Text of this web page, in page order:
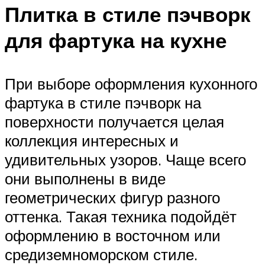
Плитка в стиле пэчворк
для фартука на кухне
При выборе оформления кухонного
фартука в стиле пэчворк на
поверхности получается целая
коллекция интересных и
удивительных узоров. Чаще всего
они выполнены в виде
геометрических фигур разного
оттенка. Такая техника подойдёт
оформлению в восточном или
средиземноморском стиле.